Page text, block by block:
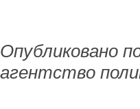
Опубликовано
агентство